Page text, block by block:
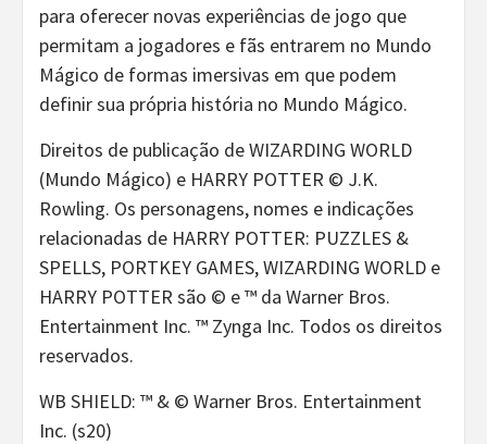
para oferecer novas experiências de jogo que
permitam a jogadores e fãs entrarem no Mundo
Mágico de formas imersivas em que podem
definir sua própria história no Mundo Mágico.
Direitos de publicação de WIZARDING WORLD
(Mundo Mágico) e HARRY POTTER © J.K.
Rowling. Os personagens, nomes e indicações
relacionadas de HARRY POTTER: PUZZLES &
SPELLS, PORTKEY GAMES, WIZARDING WORLD e
HARRY POTTER são © e ™ da Warner Bros.
Entertainment Inc. ™ Zynga Inc. Todos os direitos
reservados.
WB SHIELD: ™ & © Warner Bros. Entertainment
Inc. (s20)